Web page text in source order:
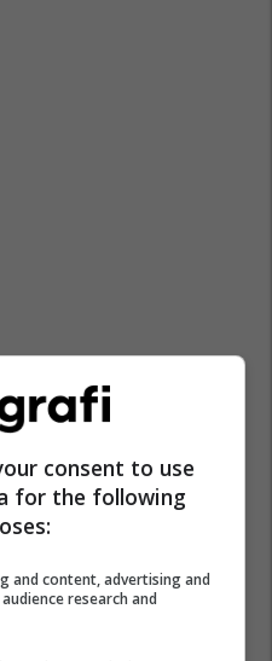
consent to use
for the following
and content, advertising and
research and